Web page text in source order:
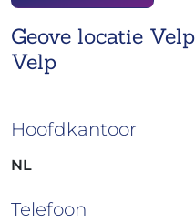
Geove locatie
Velp
Hoofdkantoor
NL
Telefoon